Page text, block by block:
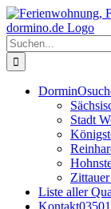
Zum
Inhalt
springen
Suche
nach:
DorminO
Stadt
Liste aller
Kontakt